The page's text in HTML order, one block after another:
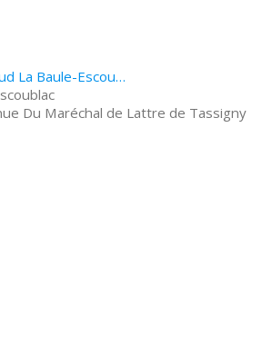
Banque Tarneaud La Baule-Escoublac 265, Avenue Du Maréchal de Lattre de Tassigny
Du Maréchal de Lattre de Tassigny